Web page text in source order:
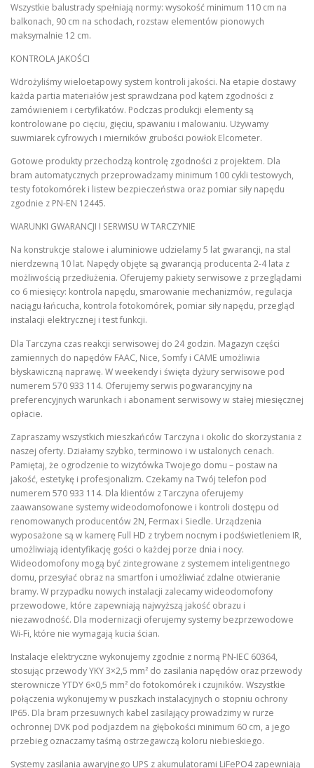
Wszystkie balustrady spełniają normy: wysokość minimum 110 cm na
balkonach, 90 cm na schodach, rozstaw elementów pionowych
maksymalnie 12 cm.
KONTROLA JAKOŚCI
Wdrożyliśmy wieloetapowy system kontroli jakości. Na etapie dostawy
każda partia materiałów jest sprawdzana pod kątem zgodności z
zamówieniem i certyfikatów. Podczas produkcji elementy są
kontrolowane po cięciu, gięciu, spawaniu i malowaniu. Używamy
suwmiarek cyfrowych i mierników grubości powłok Elcometer.
Gotowe produkty przechodzą kontrolę zgodności z projektem. Dla
bram automatycznych przeprowadzamy minimum 100 cykli testowych,
testy fotokomórek i listew bezpieczeństwa oraz pomiar siły napędu
zgodnie z PN-EN 12445.
WARUNKI GWARANCJI I SERWISU W TARCZYNIE
Na konstrukcje stalowe i aluminiowe udzielamy 5 lat gwarancji, na stal
nierdzewną 10 lat. Napędy objęte są gwarancją producenta 2-4 lata z
możliwością przedłużenia. Oferujemy pakiety serwisowe z przeglądami
co 6 miesięcy: kontrola napędu, smarowanie mechanizmów, regulacja
naciągu łańcucha, kontrola fotokomórek, pomiar siły napędu, przegląd
instalacji elektrycznej i test funkcji.
Dla Tarczyna czas reakcji serwisowej do 24 godzin. Magazyn części
zamiennych do napędów FAAC, Nice, Somfy i CAME umożliwia
błyskawiczną naprawę. W weekendy i święta dyżury serwisowe pod
numerem 570 933 114. Oferujemy serwis pogwarancyjny na
preferencyjnych warunkach i abonament serwisowy w stałej miesięcznej
opłacie.
Zapraszamy wszystkich mieszkańców Tarczyna i okolic do skorzystania z
naszej oferty. Działamy szybko, terminowo i w ustalonych cenach.
Pamiętaj, że ogrodzenie to wizytówka Twojego domu – postaw na
jakość, estetykę i profesjonalizm. Czekamy na Twój telefon pod
numerem 570 933 114. Dla klientów z Tarczyna oferujemy
zaawansowane systemy wideodomofonowe i kontroli dostępu od
renomowanych producentów 2N, Fermax i Siedle. Urządzenia
wyposażone są w kamerę Full HD z trybem nocnym i podświetleniem IR,
umożliwiają identyfikację gości o każdej porze dnia i nocy.
Wideodomofony mogą być zintegrowane z systemem inteligentnego
domu, przesyłać obraz na smartfon i umożliwiać zdalne otwieranie
bramy. W przypadku nowych instalacji zalecamy wideodomofony
przewodowe, które zapewniają najwyższą jakość obrazu i
niezawodność. Dla modernizacji oferujemy systemy bezprzewodowe
Wi-Fi, które nie wymagają kucia ścian.
Instalacje elektryczne wykonujemy zgodnie z normą PN-IEC 60364,
stosując przewody YKY 3×2,5 mm² do zasilania napędów oraz przewody
sterownicze YTDY 6×0,5 mm² do fotokomórek i czujników. Wszystkie
połączenia wykonujemy w puszkach instalacyjnych o stopniu ochrony
IP65. Dla bram przesuwnych kabel zasilający prowadzimy w rurze
ochronnej DVK pod podjazdem na głębokości minimum 60 cm, a jego
przebieg oznaczamy taśmą ostrzegawczą koloru niebieskiego.
Systemy zasilania awaryjnego UPS z akumulatorami LiFePO4 zapewniają